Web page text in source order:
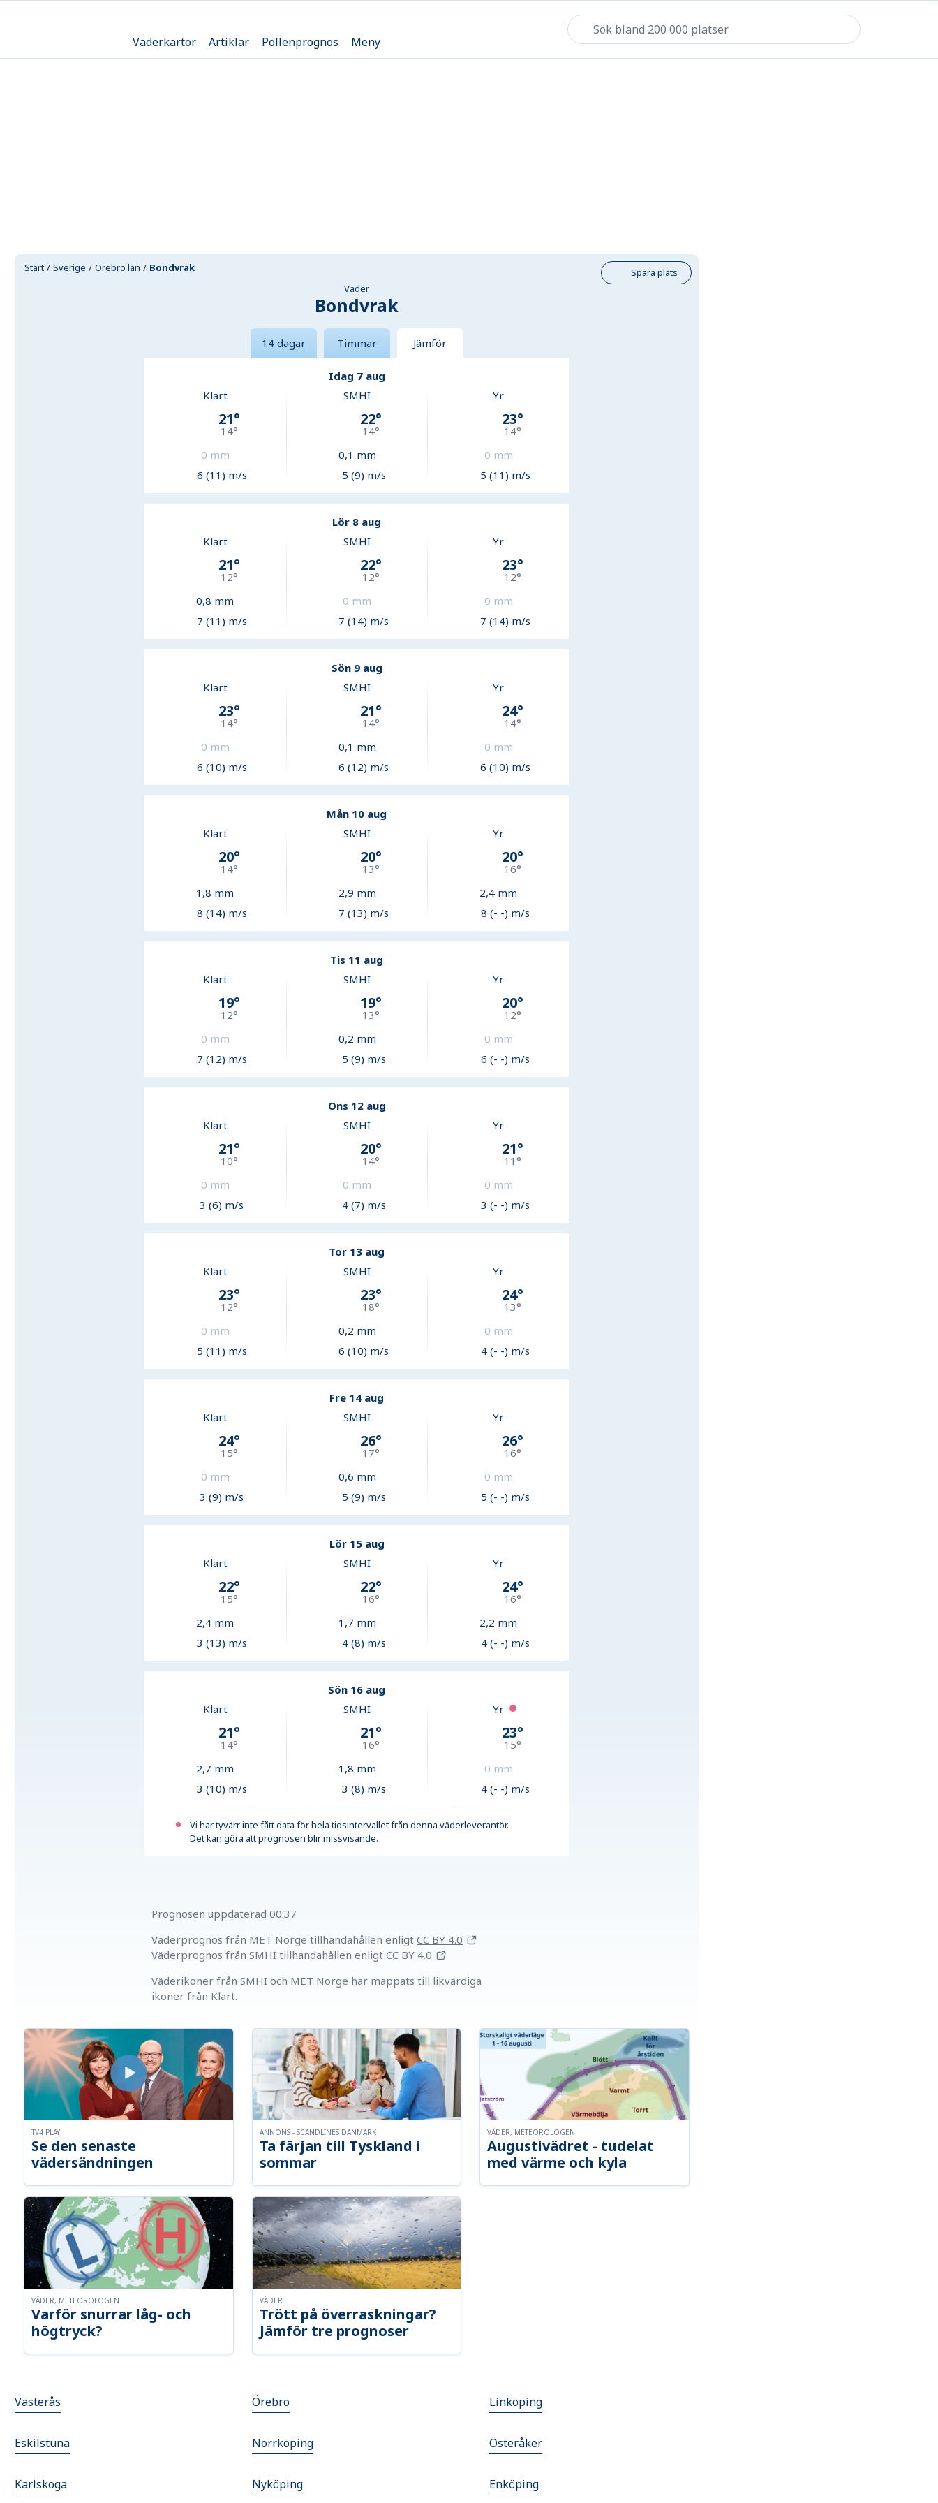
Väderkartor Artiklar Pollenprognos Meny
Start Sverige Örebro län Bondvrak
Spara plats
Väder
Bondvrak
14 dagar Timmar Jämför
Idag 7 aug
Klart
21°
14°
0 mm
6 (11) m/s
SMHI
22°
14°
0,1 mm
5 (9) m/s
Yr
23°
14°
0 mm
5 (11) m/s
Lör 8 aug
Klart
21°
12°
0,8 mm
7 (11) m/s
SMHI
22°
12°
0 mm
7 (14) m/s
Yr
23°
12°
0 mm
7 (14) m/s
Sön 9 aug
Klart
23°
14°
0 mm
6 (10) m/s
SMHI
21°
14°
0,1 mm
6 (12) m/s
Yr
24°
14°
0 mm
6 (10) m/s
Mån 10 aug
Klart
20°
14°
1,8 mm
8 (14) m/s
SMHI
20°
13°
2,9 mm
7 (13) m/s
Yr
20°
16°
2,4 mm
8 (- -) m/s
Tis 11 aug
Klart
19°
12°
0 mm
7 (12) m/s
SMHI
19°
13°
0,2 mm
5 (9) m/s
Yr
20°
12°
0 mm
6 (- -) m/s
Ons 12 aug
Klart
21°
10°
0 mm
3 (6) m/s
SMHI
20°
14°
0 mm
4 (7) m/s
Yr
21°
11 °
0 mm
3 (- -) m/s
Tor 13 aug
Klart
23°
12°
0 mm
5 (11) m/s
SMHI
23°
18°
0,2 mm
6 (10) m/s
Yr
24°
13°
0 mm
4 (- -) m/s
Fre 14 aug
Klart
24°
15°
0 mm
3 (9) m/s
SMHI
26°
17°
0,6 mm
5 (9) m/s
Yr
26°
16°
0 mm
5 (- -) m/s
Lör 15 aug
Klart
22°
15°
2,4 mm
3 (13) m/s
SMHI
22°
16°
1,7 mm
4 (8) m/s
Yr
24°
16°
2,2 mm
4 (- -) m/s
Sön 16 aug
Klart
21°
14°
2,7 mm
3 (10) m/s
SMHI
21°
16°
1,8 mm
3 (8) m/s
Yr
23°
15°
0 mm
4 (- -) m/s
Vi har tyvärr inte fått data för hela tidsintervallet från denna väderleverantör.
Det kan göra att prognosen blir missvisande.
Prognosen uppdaterad 00:37
Väderprognos från MET Norge tillhandahållen enligt CC BY 4.0
Väderprognos från SMHI tillhandahållen enligt CC BY 4.0
Väderikoner från SMHI och MET Norge har mappats till likvärdiga
ikoner från Klart.
Se den senaste
vädersändningen
TV4 PLAY
Ta färjan till Tyskland i
sommar
ANNONS - SCANDLINES DANMARK
Augustivädret - tudelat
med värme och kyla
VÄDER, METEOROLOGEN
Varför snurrar låg- och
högtryck?
VÄDER, METEOROLOGEN
Trött på överraskningar?
Jämför tre prognoser
VÄDER
Västerås Örebro Linköping
Eskilstuna Norrköping Österåker
Karlskoga Nyköping Enköping